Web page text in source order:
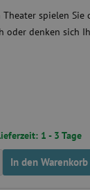
spielen Sie
oder denken sich
1 - 3 Tage
In den Warenkorb